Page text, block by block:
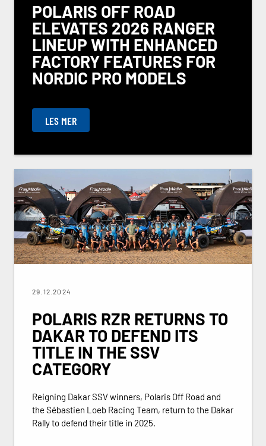
POLARIS OFF ROAD
ELEVATES 2026 RANGER
LINEUP WITH ENHANCED
FACTORY FEATURES FOR
NORDIC PRO MODELS
LES MER
29.12.2024
POLARIS RZR RETURNS TO
DAKAR TO DEFEND ITS
TITLE IN THE SSV
CATEGORY
Reigning Dakar SSV winners, Polaris Off Road and
the Sébastien Loeb Racing Team, return to the Dakar
Rally to defend their title in 2025.